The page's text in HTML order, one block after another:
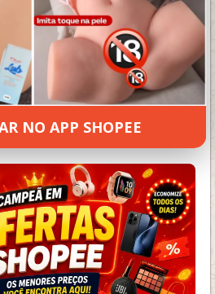
de SEGUIDORES
NO APP SHOPEE